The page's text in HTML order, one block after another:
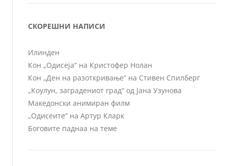
СКОРЕШНИ НАПИСИ
Илинден
Кон „Одисеја“ на Кристофер Нолан
Кон „Ден на разоткривање“ на Стивен Спилберг
„Коулун, заградениот град“ од Јана Узунова
Македонски анимиран филм
„Одисеите“ на Артур Кларк
Боговите паднаа на теме